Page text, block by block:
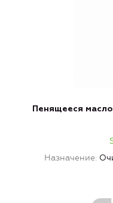
Пенящееся
Назначение